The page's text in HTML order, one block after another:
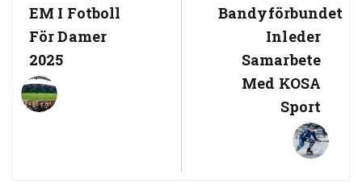
Post:
EM I Fotboll
För Damer
2025
Post:
Bandyförbundet
Inleder
Samarbete
Med KOSA
Sport